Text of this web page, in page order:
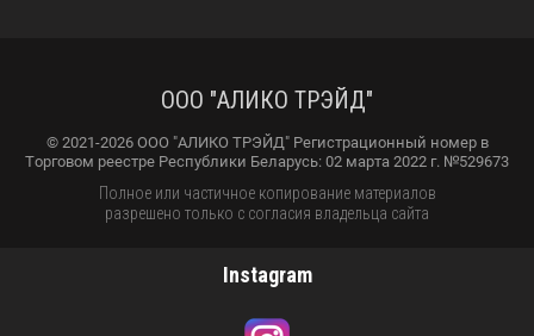
ООО "АЛИКО ТРЭЙД"
© 2021-2026 ООО "АЛИКО ТРЭЙД" Регистрационный номер в
Торговом реестре Республики Беларусь: 02 марта 2022 г. №529673
Полное или частичное копирование материалов
разрешено только с согласия владельца сайта
Instagram